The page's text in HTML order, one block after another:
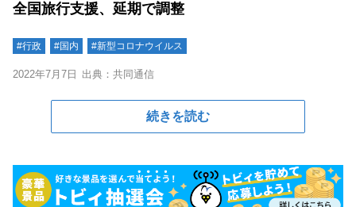
全国旅行支援、延期で調整
#行政 #国内 #新型コロナウイルス
2022年7月7日 出典：共同通信
続きを読む